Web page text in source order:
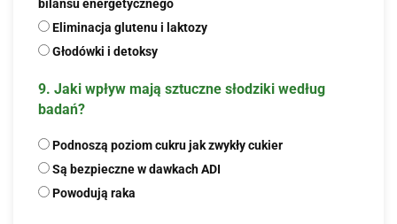
bilansu energetycznego
Eliminacja glutenu i laktozy
Głodówki i detoksy
9. Jaki wpływ mają sztuczne słodziki według
badań?
Podnoszą poziom cukru jak zwykły cukier
Są bezpieczne w dawkach ADI
Powodują raka